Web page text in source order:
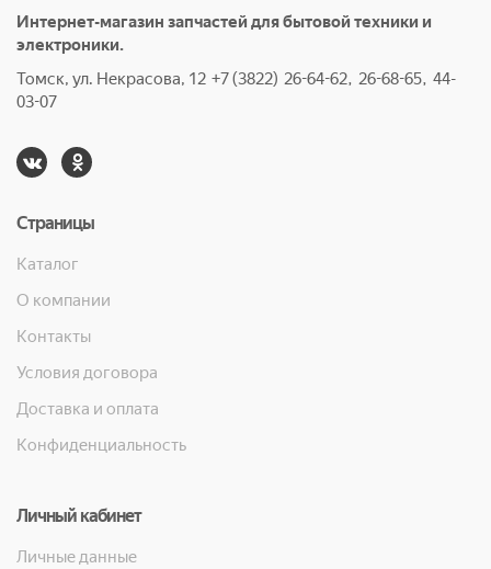
Интернет-магазин запчастей для бытовой техники и
электроники.
Томск, ул. Некрасова, 12 +7 (3822) 26-64-62, 26-68-65, 44-
03-07
Страницы
Каталог
О компании
Контакты
Условия договора
Доставка и оплата
Конфиденциальность
Личный кабинет
Личные данные